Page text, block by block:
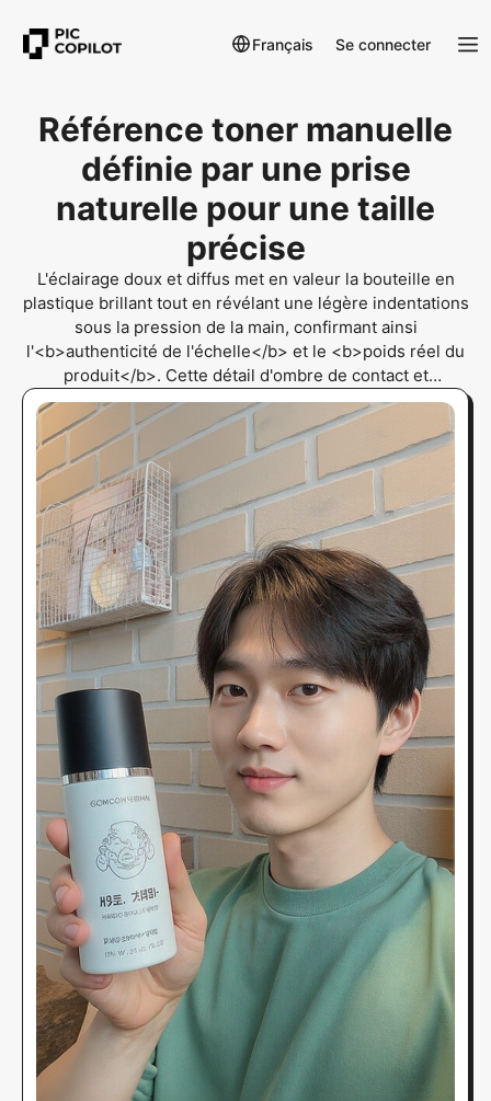
Français Se connecter
Référence toner manuelle
définie par une prise
naturelle pour une taille
précise
L'éclairage doux et diffus met en valeur la bouteille en
plastique brillant tout en révélant une légère indentations
sous la pression de la main, confirmant ainsi
l'<b>authenticité de l'échelle</b> et le <b>poids réel du
produit</b>. Cette détail d'ombre de contact et
d'indentation cutanée valide définitivement la <b>preuve
tactile</b> et la <b>référence main</b> pour une
vérification physique absolue.